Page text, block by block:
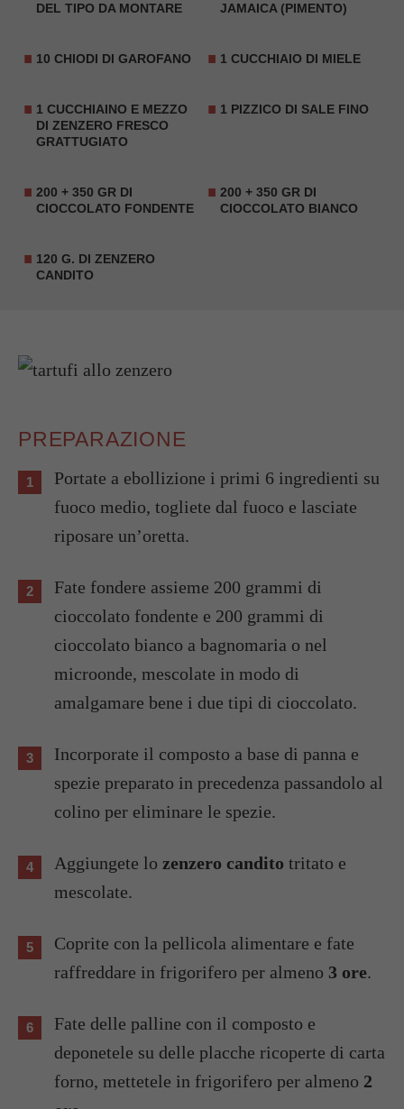
DEL TIPO DA MONTARE
JAMAICA (PIMENTO)
10 CHIODI DI GAROFANO 1 CUCCHIAIO DI MIELE
1 CUCCHIAINO E MEZZO
DI ZENZERO FRESCO
GRATTUGIATO
1 PIZZICO DI SALE FINO
200 + 350 GR DI
CIOCCOLATO FONDENTE
200 + 350 GR DI
CIOCCOLATO BIANCO
120 G. DI ZENZERO
CANDITO
PREPARAZIONE
Portate a ebollizione i primi 6 ingredienti su
fuoco medio, togliete dal fuoco e lasciate
riposare un’oretta.
Fate fondere assieme 200 grammi di
cioccolato fondente e 200 grammi di
cioccolato bianco a bagnomaria o nel
microonde, mescolate in modo di
amalgamare bene i due tipi di cioccolato.
Incorporate il composto a base di panna e
spezie preparato in precedenza passandolo al
colino per eliminare le spezie.
Aggiungete lo zenzero candito tritato e
mescolate.
Coprite con la pellicola alimentare e fate
raffreddare in frigorifero per almeno 3 ore.
Fate delle palline con il composto e
deponetele su delle placche ricoperte di carta
forno, mettetele in frigorifero per almeno 2